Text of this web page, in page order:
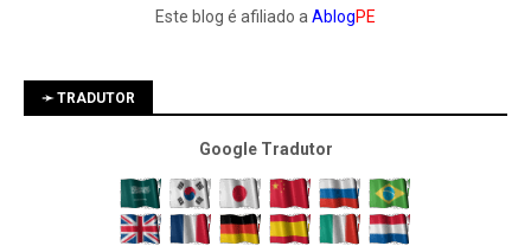
Este blog é afiliado aAblogPE
➛ TRADUTOR
Google Tradutor